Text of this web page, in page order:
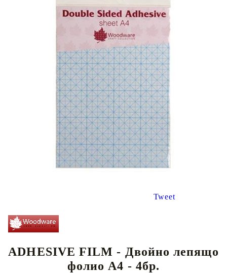
Tweet
ADHESIVE FILM - Двойно лепящо
фолио А4 - 4бр.